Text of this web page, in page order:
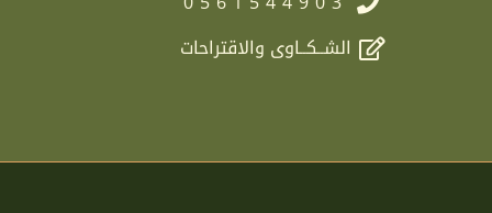
الشــكــاوى والاقتراحات